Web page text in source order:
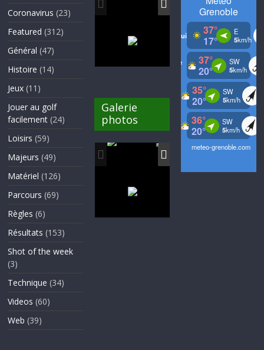
Coronavirus (23)
Featured (312)
Général (47)
Histoire (14)
Jeux (11)
Jouer au golf
facilement (24)
Loisirs (59)
Majeurs (49)
Matériel (126)
Parcours (69)
Règles (6)
Résultats (153)
Shot of the week
(3)
Technique (34)
Videos (60)
Web (39)
Galerie
photos